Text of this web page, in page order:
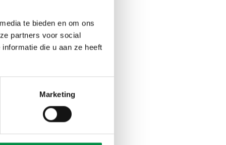
te bieden en om ons
partners voor social
die u aan ze heeft
Marketing
Leerstoel is
i.c. de
politiek bestuur en
en
als